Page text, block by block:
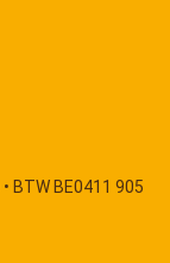
• BTW BE0411 905